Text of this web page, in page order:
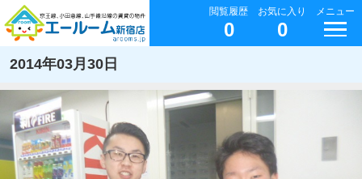
閲覧履歴
0
お気に入り
0
メニュー
2014年03月30日